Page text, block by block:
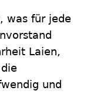
was für jede
Laien,
und